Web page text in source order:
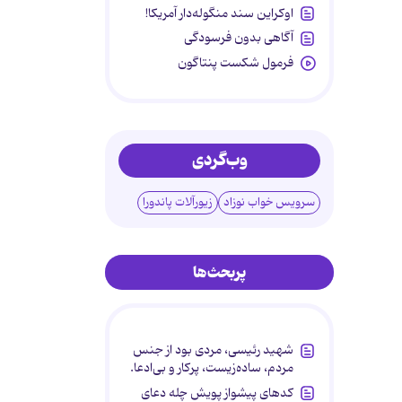
اوکراین سند منگوله‌دار آمریکا!
آگاهی بدون فرسودگی
فرمول شکست پنتاگون
وب‌گردی
سرویس خواب نوزاد زیورآلات پاندورا
پربحث‌ها
شهید رئیسی، مردی بود از جنس
مردم، ساده‌زیست، پرکار و بی‌ادعا.
کدهای پیشواز پویش چله دعای